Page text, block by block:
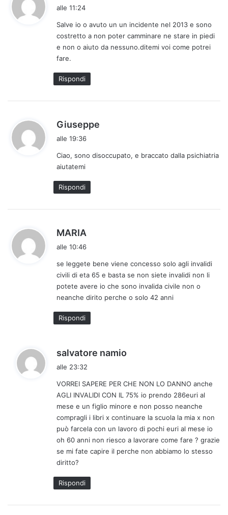
e
t
t
alle 11:24
Salve io o avuto un un incidente nel 2013 e sono
costretto a non poter camminare ne stare in piedi
e non o aiuto da nessuno.ditemi voi come potrei
fare.
Rispondi
Giuseppe
e
alle 19:36
Ciao, sono disoccupato, e braccato dalla psichiatria
aiutatemi
Rispondi
MARIA
e
t
t
o
:
alle 10:46
se leggete bene viene concesso solo agli invalidi
civili di eta 65 e basta se non siete invalidi non li
potete avere io che sono invalida civile non o
neanche dirito perche o solo 42 anni
Rispondi
salvatore namio
e
t
t
o
:
alle 23:32
VORREI SAPERE PER CHE NON LO DANNO anche
AGLI INVALIDI CON IL 75% io prendo 286euri al
mese e un figlio minore e non posso neanche
compragli i libri x continuare la scuola la mia x non
può farcela con un lavoro di pochi euri al mese io
oh 60 anni non riesco a lavorare come fare ? grazie
se mi fate capire il perche non abbiamo lo stesso
diritto?
Rispondi